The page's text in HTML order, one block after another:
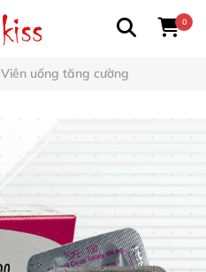
0
Viên uống tăng cường